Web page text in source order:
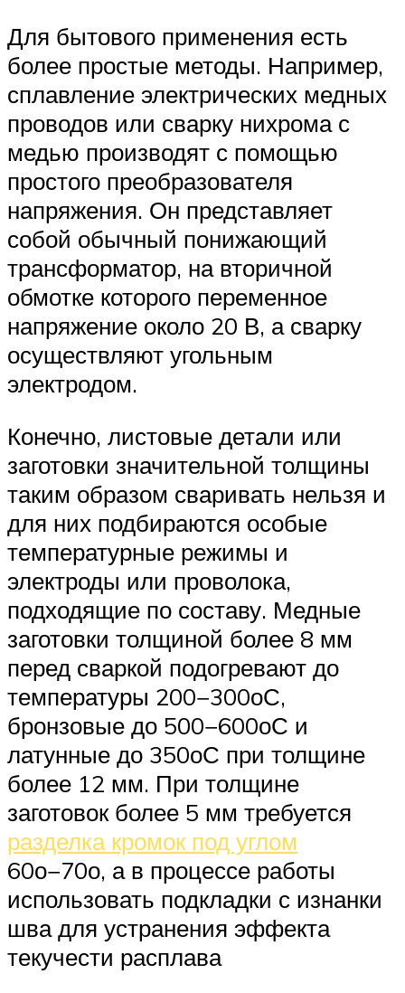
Для бытового применения есть
более простые методы. Например,
сплавление электрических медных
проводов или сварку нихрома с
медью производят с помощью
простого преобразователя
напряжения. Он представляет
собой обычный понижающий
трансформатор, на вторичной
обмотке которого переменное
напряжение около 20 В, а сварку
осуществляют угольным
электродом.
Конечно, листовые детали или
заготовки значительной толщины
таким образом сваривать нельзя и
для них подбираются особые
температурные режимы и
электроды или проволока,
подходящие по составу. Медные
заготовки толщиной более 8 мм
перед сваркой подогревают до
температуры 200−300оС,
бронзовые до 500−600оС и
латунные до 350оС при толщине
более 12 мм. При толщине
заготовок более 5 мм требуется
разделка кромок под углом
60о−70о, а в процессе работы
использовать подкладки с изнанки
шва для устранения эффекта
текучести расплава